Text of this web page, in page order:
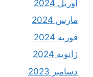
آوریل 2024
مارس 2024
فوریه 2024
ژانویه 2024
دسامبر 2023